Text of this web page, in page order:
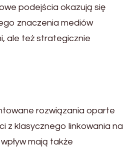
podejścia okazują się
znaczenia mediów
ale też strategicznie
rozwiązania oparte
z klasycznego linkowania na
mają także